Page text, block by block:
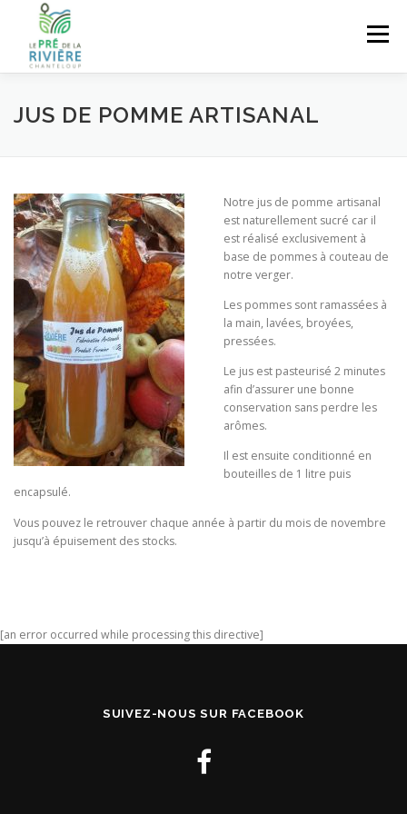
Aller au contenu
Menu
ACCUEIL PRÉSENTATION NOS PRODUITS
SÉJOUR À LA FERME CONTACT
JUS DE POMME ARTISANAL
Notre jus de pomme artisanal
est naturellement sucré car il
est réalisé exclusivement à
base de pommes à couteau de
notre verger.
Les pommes sont ramassées à
la main, lavées, broyées,
pressées.
Le jus est pasteurisé 2 minutes
afin d’assurer une bonne
conservation sans perdre les
arômes.
Il est ensuite conditionné en
bouteilles de 1 litre puis
encapsulé.
Vous pouvez le retrouver chaque année à partir du mois de novembre
jusqu’à épuisement des stocks.
[an error occurred while processing this directive]
SUIVEZ-NOUS SUR FACEBOOK